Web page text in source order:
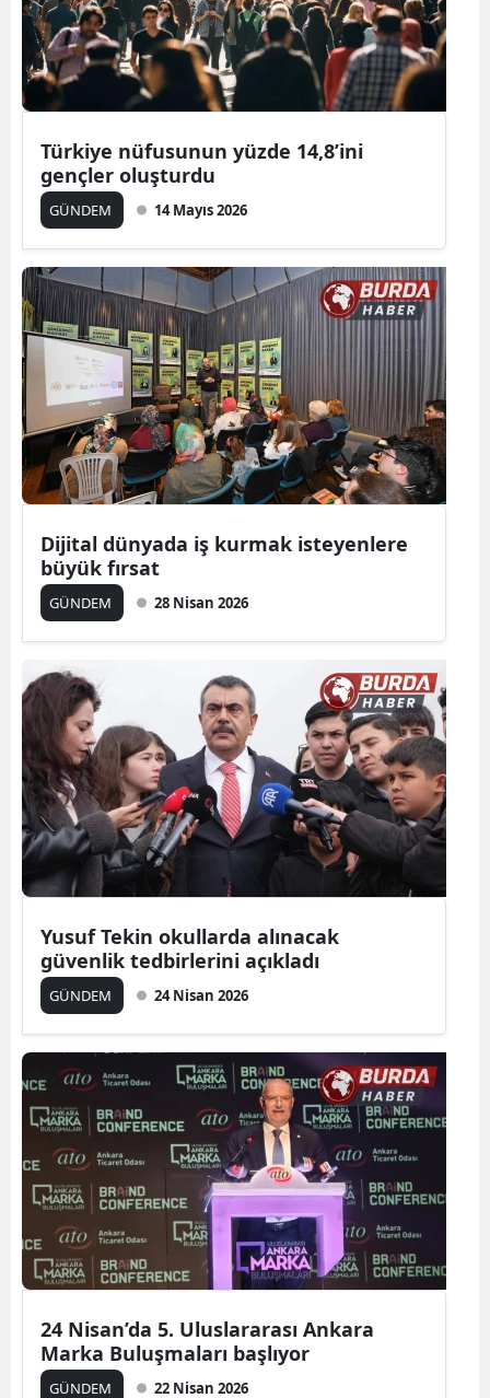
Türkiye nüfusunun yüzde 14,8’ini
gençler oluşturdu
GÜNDEM 14 Mayıs 2026
Dijital dünyada iş kurmak isteyenlere
büyük fırsat
GÜNDEM 28 Nisan 2026
Yusuf Tekin okullarda alınacak
güvenlik tedbirlerini açıkladı
GÜNDEM 24 Nisan 2026
24 Nisan’da 5. Uluslararası Ankara
Marka Buluşmaları başlıyor
GÜNDEM 22 Nisan 2026